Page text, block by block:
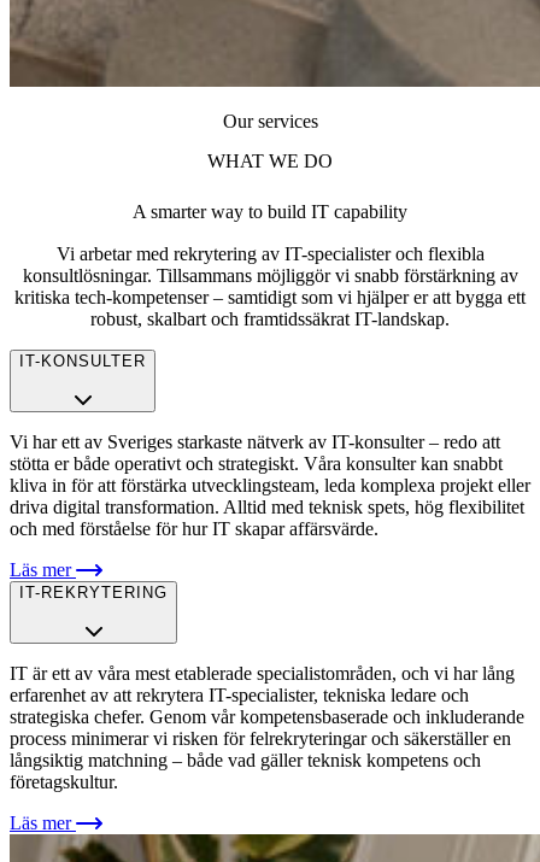
Our services
WHAT WE DO
A smarter way to build IT capability
Vi arbetar med rekrytering av IT-specialister och flexibla
konsultlösningar. Tillsammans möjliggör vi snabb förstärkning av
kritiska tech-kompetenser – samtidigt som vi hjälper er att bygga ett
robust, skalbart och framtidssäkrat IT-landskap.
IT-KONSULTER
Vi har ett av Sveriges starkaste nätverk av IT-konsulter – redo att
stötta er både operativt och strategiskt. Våra konsulter kan snabbt
kliva in för att förstärka utvecklingsteam, leda komplexa projekt eller
driva digital transformation. Alltid med teknisk spets, hög flexibilitet
och med förståelse för hur IT skapar affärsvärde.
Läs mer
IT-REKRYTERING
IT är ett av våra mest etablerade specialistområden, och vi har lång
erfarenhet av att rekrytera IT-specialister, tekniska ledare och
strategiska chefer. Genom vår kompetensbaserade och inkluderande
process minimerar vi risken för felrekryteringar och säkerställer en
långsiktig matchning – både vad gäller teknisk kompetens och
företagskultur.
Läs mer